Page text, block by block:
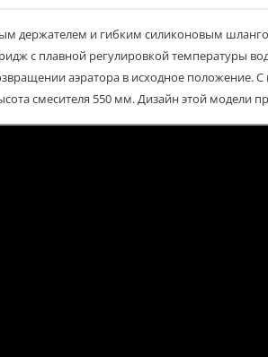
держателем и гибким силиконовым
с плавной регулировкой температуры
аэратора в исходное
смесителя 550 мм. Дизайн этой модели